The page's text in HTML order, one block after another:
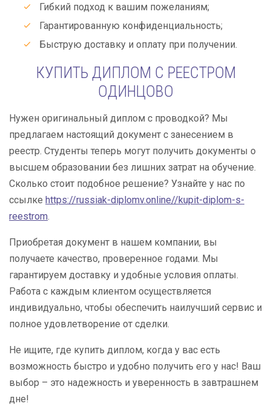
Гибкий подход к вашим пожеланиям;
Гарантированную конфиденциальность;
Быструю доставку и оплату при получении.
КУПИТЬ ДИПЛОМ С РЕЕСТРОМ
ОДИНЦОВО
Нужен оригинальный диплом с проводкой? Мы
предлагаем настоящий документ с занесением в
реестр. Студенты теперь могут получить документы о
высшем образовании без лишних затрат на обучение.
Сколько стоит подобное решение? Узнайте у нас по
ссылке https://russiak-diplomv.online//kupit-diplom-s-
reestrom.
Приобретая документ в нашем компании, вы
получаете качество, проверенное годами. Мы
гарантируем доставку и удобные условия оплаты.
Работа с каждым клиентом осуществляется
индивидуально, чтобы обеспечить наилучший сервис и
полное удовлетворение от сделки.
Не ищите, где купить диплом, когда у вас есть
возможность быстро и удобно получить его у нас! Ваш
выбор – это надежность и уверенность в завтрашнем
дне!